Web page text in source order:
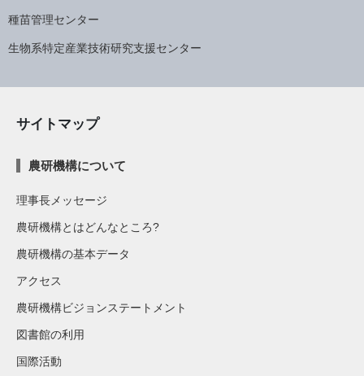
種苗管理センター
生物系特定産業技術研究支援センター
サイトマップ
農研機構について
理事長メッセージ
農研機構とはどんなところ?
農研機構の基本データ
アクセス
農研機構ビジョンステートメント
図書館の利用
国際活動